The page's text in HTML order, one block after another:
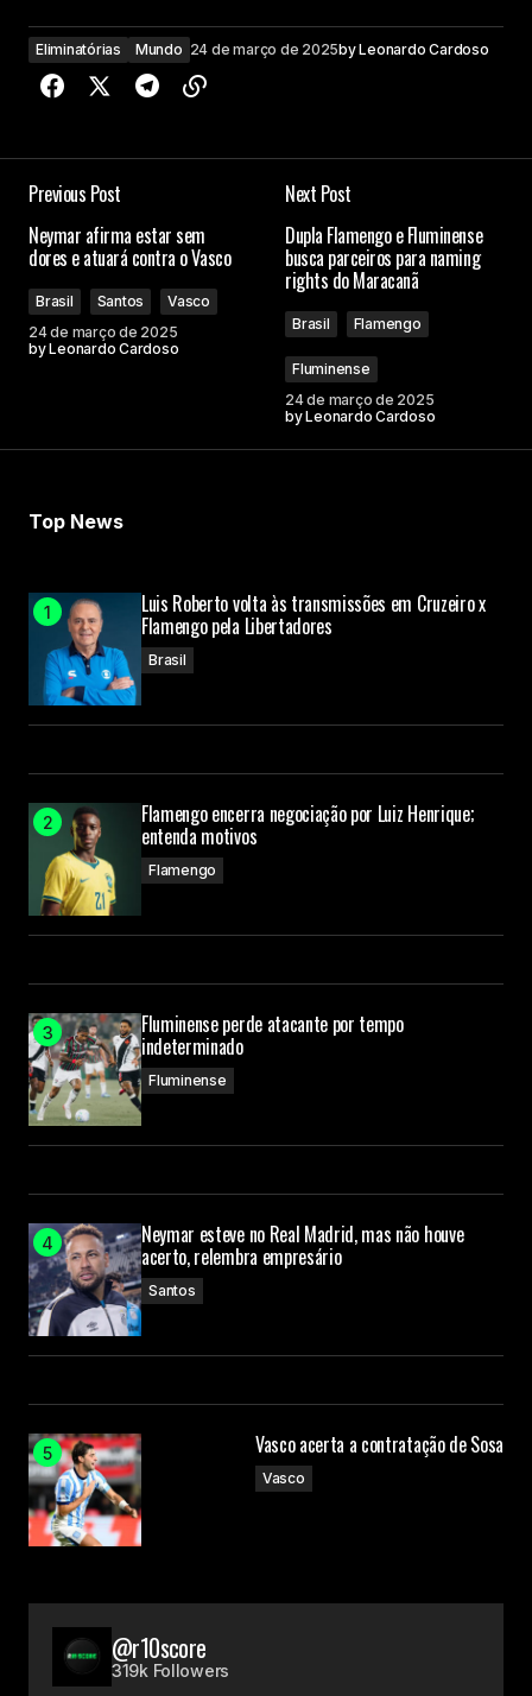
Eliminatórias Mundo 24 de março de 2025byLeonardo Cardoso
Previous Post
Neymar afirma estar sem
dores e atuará contra o Vasco
Brasil Santos
Vasco
24 de março de 2025
byLeonardo Cardoso
Next Post
Dupla Flamengo e Fluminense
busca parceiros para naming
rights do Maracanã
Brasil Flamengo
Fluminense
24 de março de 2025
byLeonardo Cardoso
Top News
Luis Roberto volta às transmissões em Cruzeiro x
Flamengo pela Libertadores
Brasil
Flamengo encerra negociação por Luiz Henrique;
entenda motivos
Flamengo
Fluminense perde atacante por tempo
indeterminado
Fluminense
Neymar esteve no Real Madrid, mas não houve
acerto, relembra empresário
Santos
Vasco acerta a contratação de Sosa
Vasco
@r10score
319k Followers